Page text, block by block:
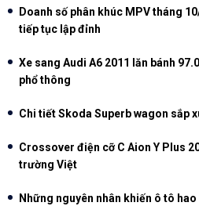
Doanh số phân khúc MPV tháng
tiếp tục lập đỉnh
Xe sang Audi A6 2011 lăn bánh
phổ thông
Chi tiết Skoda Superb wagon sắp
Crossover điện cỡ C Aion Y Plus
trường Việt
Những nguyên nhân khiến ô tô